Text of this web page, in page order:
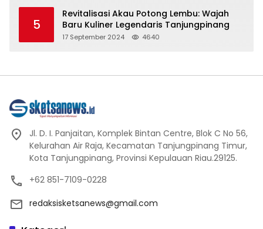
5
Revitalisasi Akau Potong Lembu: Wajah
Baru Kuliner Legendaris Tanjungpinang
17 September 2024 4640
Jl. D. I. Panjaitan, Komplek Bintan Centre, Blok C No 56,
Kelurahan Air Raja, Kecamatan Tanjungpinang Timur,
Kota Tanjungpinang, Provinsi Kepulauan Riau.29125.
+62 851-7109-0228
redaksisketsanews@gmail.com